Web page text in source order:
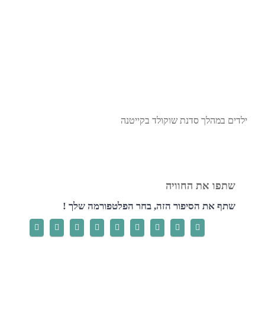
ילדים במהלך סדנת שוקולד בקייטנה
שתף את הסיפור הזה, בחר הפלטפורמה שלך !